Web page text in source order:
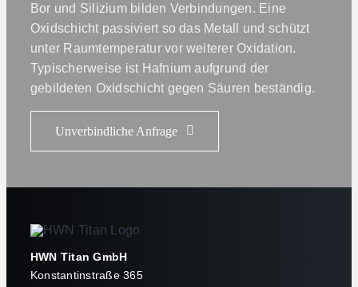
Bor und Silizium bilden Verbindungen. Eine
Oxidschicht passiviert so das Metall und schützt
unter Raumtemperatur vor weiterer Oxidation.
Typischerweise ist Hafnium aufgrund der
gebildeten Oxidschicht gegen Säuren beständig.
Unverbindliche Anfrage
HWN Titan GmbH
Konstantinstraße 365